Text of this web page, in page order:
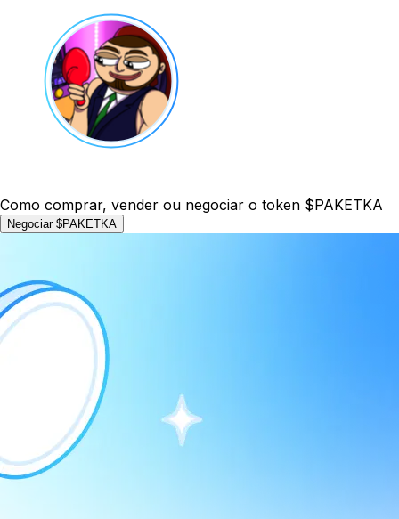
Como comprar, vender ou negociar o token $PAKETKA
Negociar $PAKETKA